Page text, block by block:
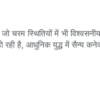
स्थितियों में भी
है, आधुनिक युद्ध में सैन्य